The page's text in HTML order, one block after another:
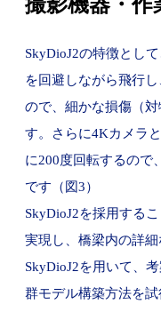
SkyDioJ2の特徴とし
を回避しながら飛行
ので、細かな損傷（
す。さらに4Kカメラ
に200度回転するので
です（図3）
SkyDioJ2を採用する
実現し、橋梁内の詳
SkyDioJ2を用いて、
群モデル構築方法を試